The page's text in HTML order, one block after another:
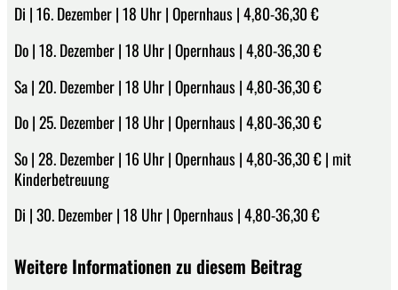
Di | 16. Dezember | 18 Uhr | Opernhaus | 4,80-36,30 €
Do | 18. Dezember | 18 Uhr | Opernhaus | 4,80-36,30 €
Sa | 20. Dezember | 18 Uhr | Opernhaus | 4,80-36,30 €
Do | 25. Dezember | 18 Uhr | Opernhaus | 4,80-36,30 €
So | 28. Dezember | 16 Uhr | Opernhaus | 4,80-36,30 € | mit
Kinderbetreuung
Di | 30. Dezember | 18 Uhr | Opernhaus | 4,80-36,30 €
Weitere Informationen zu diesem Beitrag